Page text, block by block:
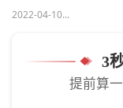
2022-04-10...
3
提前算